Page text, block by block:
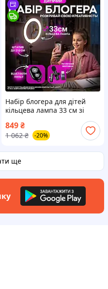
Набір блогера для дітей
кільцева лампа 33 см зі
штативом на 2 м, мікрофон
петличка Type-C/Lightning,
блютуз кнопка для селфі
849₴
1 062 ₴ -20%
ще